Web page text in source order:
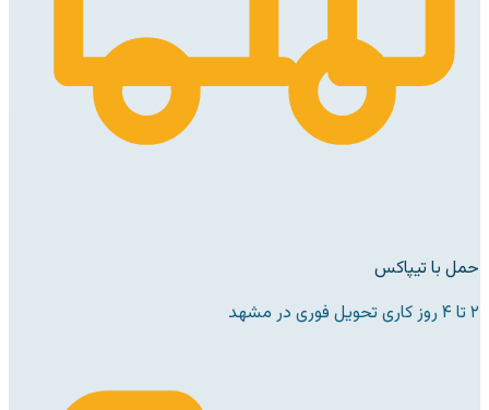
حمل با تیپاکس
۲ تا ۴ روز کاری تحویل فوری در مشهد